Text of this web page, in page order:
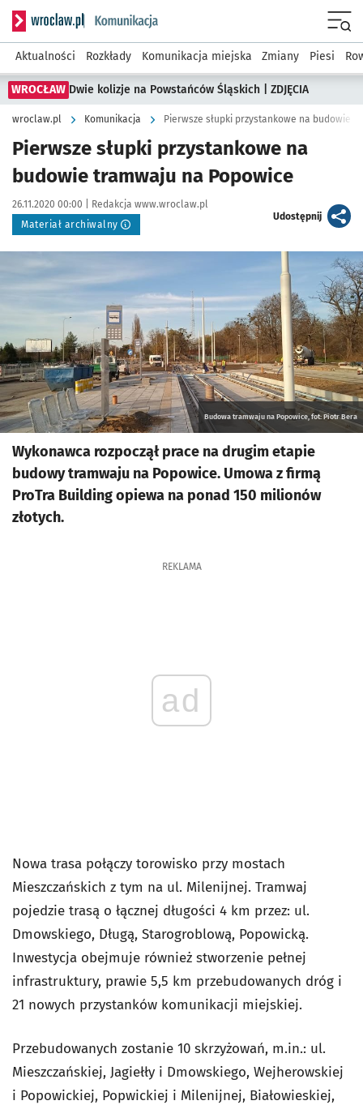
Serwis informacyjny wroclaw.pl podserwis: Komunikacja
Aktualności Rozkłady Komunikacja miejska Zmiany Piesi
WROCŁAW Dwie kolizje na Powstańców Śląskich | ZDJĘCIA
wroclaw.pl Komunikacja Pierwsze słupki przystankowe na budowie
Pierwsze słupki przystankowe na
budowie tramwaju na Popowice
Data publikacji:
26.11.2020 00:00 | Autor:
Redakcja www.wroclaw.pl
Materiał archiwalny
Udostępnijartykuł
Kliknij, aby powiększyć
Budowa tramwaju na Popowice, fot: Piotr Bera
Wykonawca rozpoczął prace na drugim etapie
budowy tramwaju na Popowice. Umowa z firmą
ProTra Building opiewa na ponad 150 milionów
złotych.
REKLAMA
ad
Nowa trasa połączy torowisko przy mostach
Mieszczańskich z tym na ul. Milenijnej. Tramwaj
pojedzie trasą o łącznej długości 4 km przez: ul.
Dmowskiego, Długą, Starogroblową, Popowicką.
Inwestycja obejmuje również stworzenie pełnej
infrastruktury, prawie 5,5 km przebudowanych dróg i
21 nowych przystanków komunikacji miejskiej.
Przebudowanych zostanie 10 skrzyżowań, m.in.: ul.
Mieszczańskiej, Jagiełły i Dmowskiego, Wejherowskiej
i Popowickiej, Popwickiej i Milenijnej, Białowieskiej,